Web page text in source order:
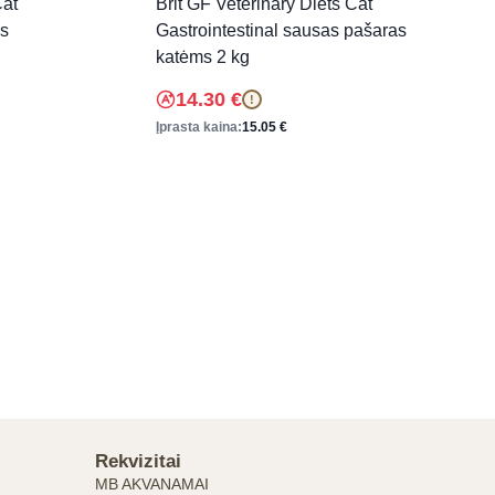
Brit GF Veterinary Diets Cat
Gastrointestinal sausas pašaras
katėms 2 kg
14.30 € !
Įprasta kaina:15.05 €
Rekvizitai
MB AKVANAMAI